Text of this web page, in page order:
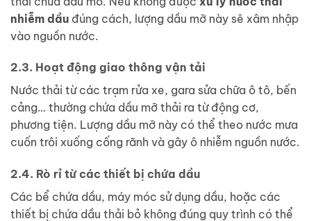
nhiễm dầu đúng cách, lượng dầu mỡ này sẽ xâm nhập
vào nguồn nước.
2.3. Hoạt động giao thông vận tải
Nước thải từ các trạm rửa xe, gara sửa chữa ô tô, bến
cảng… thường chứa dầu mỡ thải ra từ động cơ,
phương tiện. Lượng dầu mỡ này có thể theo nước mưa
cuốn trôi xuống cống rãnh và gây ô nhiễm nguồn nước.
2.4. Rò rỉ từ các thiết bị chứa dầu
Các bể chứa dầu, máy móc sử dụng dầu, hoặc các
thiết bị chứa dầu thải bỏ không đúng quy trình có thể